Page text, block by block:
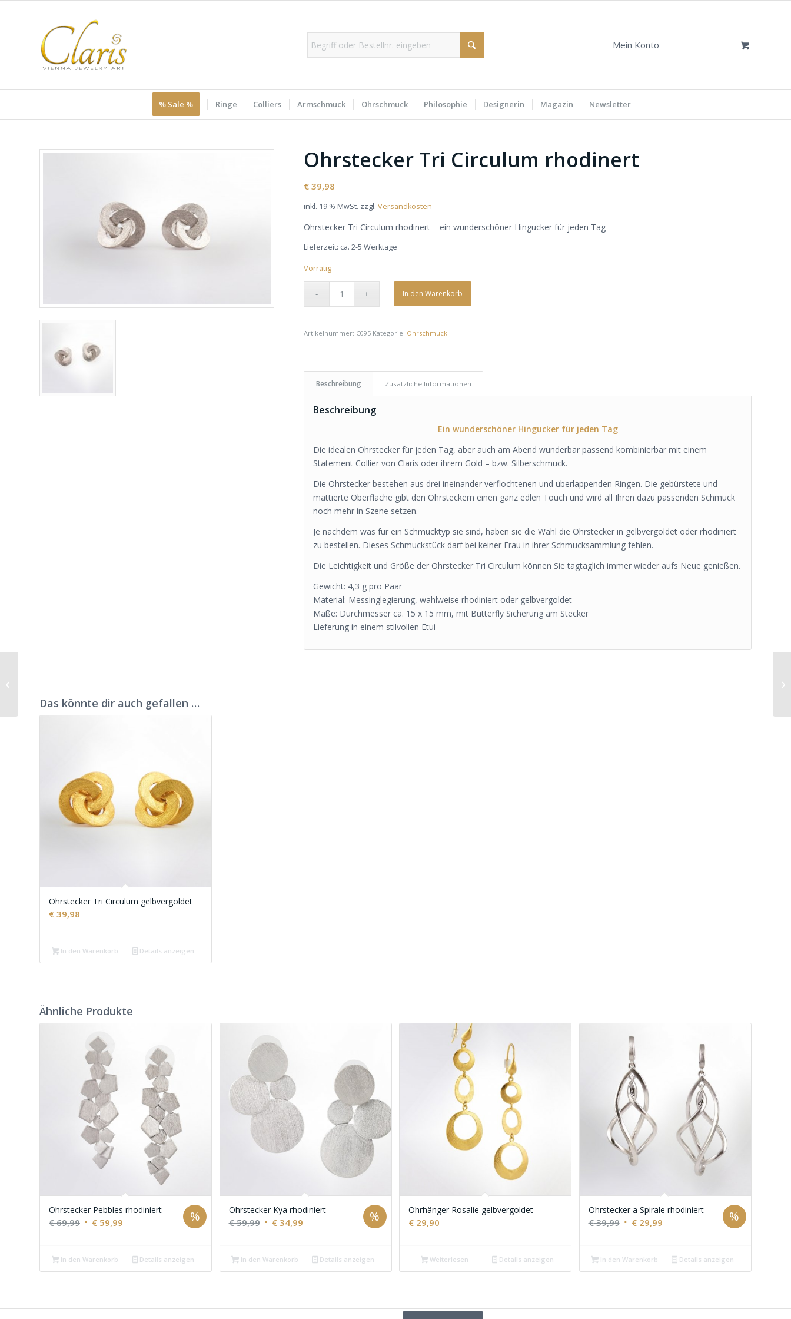
Mein Konto
% Sale % Ringe Colliers Armschmuck Ohrschmuck Philosophie Designerin Magazin Newsletter
Ohrstecker Tri Circulum rhodinert
€ 39,98
inkl. 19 % MwSt. zzgl.Versandkosten
Ohrstecker Tri Circulum rhodinert – ein wunderschöner Hingucker für jeden Tag
Lieferzeit: ca. 2-5 Werktage
Vorrätig
In den Warenkorb
Artikelnummer: C095 Kategorie: Ohrschmuck
Beschreibung Zusätzliche Informationen
Beschreibung
Ein wunderschöner Hingucker für jeden Tag
Die idealen Ohrstecker für jeden Tag, aber auch am Abend wunderbar passend kombinierbar mit einem
Statement Collier von Claris oder ihrem Gold – bzw. Silberschmuck.
Die Ohrstecker bestehen aus drei ineinander verflochtenen und überlappenden Ringen. Die gebürstete und
mattierte Oberfläche gibt den Ohrsteckern einen ganz edlen Touch und wird all Ihren dazu passenden Schmuck
noch mehr in Szene setzen.
Je nachdem was für ein Schmucktyp sie sind, haben sie die Wahl die Ohrstecker in gelbvergoldet oder rhodiniert
zu bestellen. Dieses Schmuckstück darf bei keiner Frau in ihrer Schmucksammlung fehlen.
Die Leichtigkeit und Größe der Ohrstecker Tri Circulum können Sie tagtäglich immer wieder aufs Neue genießen.
Gewicht: 4,3 g pro Paar
Material: Messinglegierung, wahlweise rhodiniert oder gelbvergoldet
Maße: Durchmesser ca. 15 x 15 mm, mit Butterfly Sicherung am Stecker
Lieferung in einem stilvollen Etui
Das könnte dir auch gefallen …
Ohrstecker Tri Circulum gelbvergoldet
€ 39,98
In den Warenkorb Details anzeigen
Ähnliche Produkte
Ohrstecker Pebbles rhodiniert
€69,99 Ursprünglicher
€ 69,99
€ 59,99
€ 59,99.
%
In den Warenkorb Details anzeigen
Ohrstecker Kya rhodiniert
€59,99 Ursprünglicher
€ 59,99
€34,99Aktueller
€ 34,99.
%
In den Warenkorb Details anzeigen
Ohrhänger Rosalie gelbvergoldet
€ 29,90
Weiterlesen Details anzeigen
Ohrstecker a Spirale rhodiniert
€39,99 Ursprünglicher
€ 39,99
€29,99Aktueller
€ 29,99.
%
In den Warenkorb Details anzeigen